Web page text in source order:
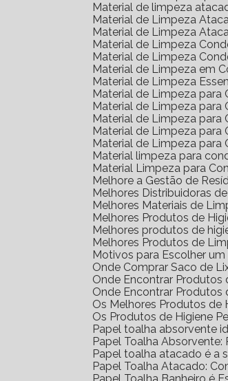
Material de limpeza
Material de Limpeza
Material de Limpeza
Material de Limpeza
Material de Limpeza
Material de Limpeza em
Material de Limpeza
Material de Limpeza
Material de Limpeza
Material de Limpeza
Material de Limpeza
Material de Limpeza
Material limpeza para
Material Limpeza para
Melhore a Gestão de
Melhores Distribuidoras
Melhores Materiais de
Melhores Produtos de
Melhores produtos de
Melhores Produtos de
Motivos para Escolher
Onde Comprar Saco de
Onde Encontrar
Onde Encontrar
Os Melhores Produtos
Os Produtos de Higiene
Papel toalha absorvente
Papel Toalha
Papel toalha atacado é
Papel Toalha Atacado: